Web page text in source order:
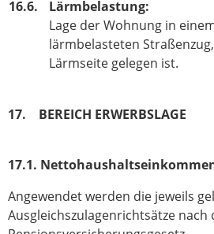
16.6.
Lärmbelastung:
Lage der Wohnung in
lärmbelasteten
Lärmseite gelegen ist.
17. BEREICH ERWERBSLAGE
17.1.
Angewendet werden die jeweils
Ausgleichszulagenrichtsätze nach